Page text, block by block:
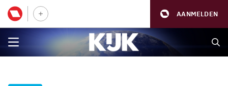
AANMELDEN